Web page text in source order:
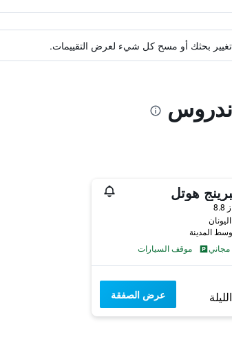
تغيير بحثك أو مسح كل شيء لعرض التقييمات.
هوتل
مجاني
موقف السيارات
عرض الصفقة